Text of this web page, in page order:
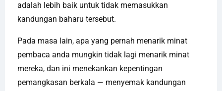
adalah lebih baik untuk tidak memasukkan
kandungan baharu tersebut.
Pada masa lain, apa yang pernah menarik minat
pembaca anda mungkin tidak lagi menarik minat
mereka, dan ini menekankan kepentingan
pemangkasan berkala — menyemak kandungan